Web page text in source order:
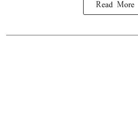
Read More